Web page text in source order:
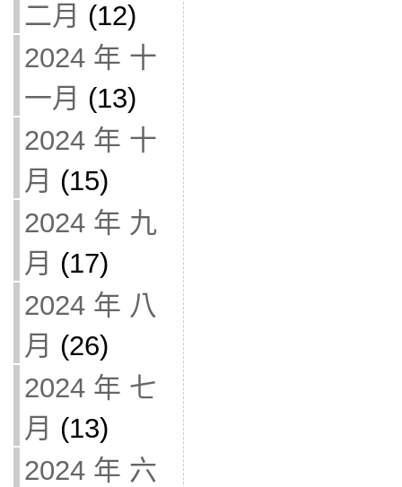
二月 (12)
2024 年 十
一月 (13)
2024 年 十
月 (15)
2024 年 九
月 (17)
2024 年 八
月 (26)
2024 年 七
月 (13)
2024 年 六